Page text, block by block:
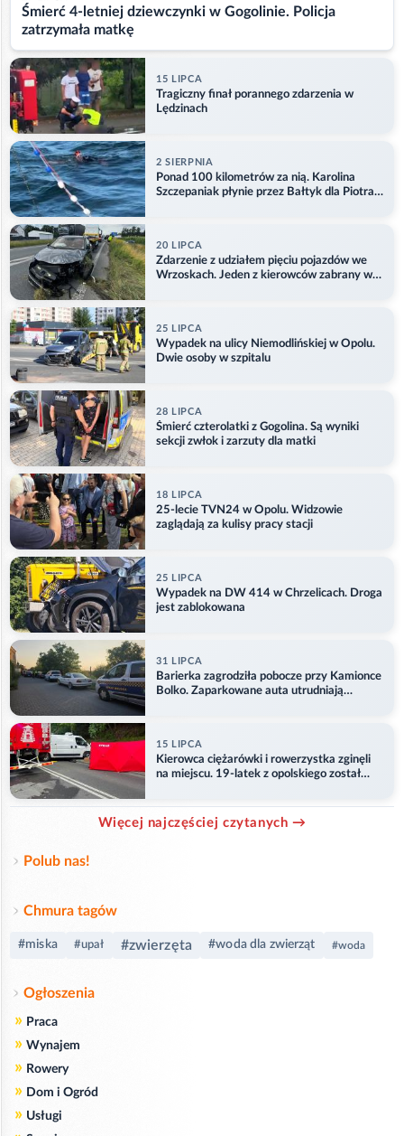
Śmierć 4-letniej dziewczynki w Gogolinie. Policja
zatrzymała matkę
15 LIPCA
Tragiczny finał porannego zdarzenia w
Lędzinach
2 SIERPNIA
Ponad 100 kilometrów za nią. Karolina
Szczepaniak płynie przez Bałtyk dla Piotra.
20 LIPCA
Zdarzenie z udziałem pięciu pojazdów we
Wrzoskach. Jeden z kierowców zabrany w
25 LIPCA
Wypadek na ulicy Niemodlińskiej w Opolu.
Dwie osoby w szpitalu
28 LIPCA
Śmierć czterolatki z Gogolina. Są wyniki
sekcji zwłok i zarzuty dla matki
18 LIPCA
25-lecie TVN24 w Opolu. Widzowie
zaglądają za kulisy pracy stacji
25 LIPCA
Wypadek na DW 414 w Chrzelicach. Droga
jest zablokowana
31 LIPCA
Barierka zagrodziła pobocze przy Kamionce
Bolko. Zaparkowane auta utrudniają
15 LIPCA
Kierowca ciężarówki i rowerzystka zginęli
na miejscu. 19-latek z opolskiego został
Więcej najczęściej czytanych →
Polub nas!
Chmura tagów
#miska #upał #zwierzęta #woda dla zwierząt #woda
Ogłoszenia
» Praca
» Wynajem
» Rowery
» Dom i Ogród
» Usługi